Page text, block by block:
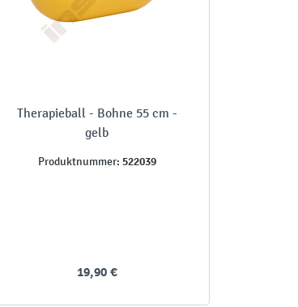
Therapieball - Bohne 55 cm -
gelb
Produktnummer: 522039
19,90 €